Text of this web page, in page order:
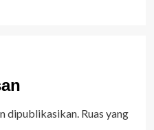
dipublikasikan. Ruas yang